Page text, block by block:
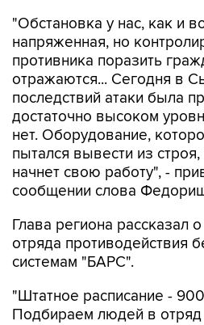
"Обстановка у нас, как и
напряженная, но
противника поразить
отражаются... Сегодня в
последствий атаки была
достаточно высоком
нет. Оборудование,
пытался вывести из
начнет свою работу", -
сообщении слова
Глава региона рассказал
отряда противодействия
системам "БАРС".
"Штатное расписание -
Подбираем людей в отряд